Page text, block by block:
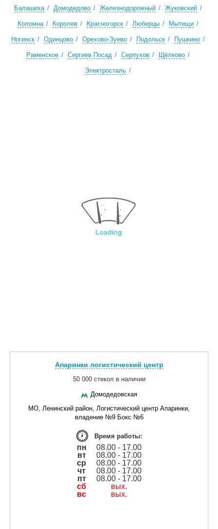
Балашиха Домодедово Железнодорожный Жуковский
Коломна Королев Красногорск Люберцы Мытищи
Ногинск Одинцово Орехово-Зуево Подольск Пушкино
Раменское Сергиев Посад Серпухов Щёлково
Электросталь
Апаринки логистический центр
50 000 стекол в наличии
Домодедовская
МО, Ленинский район, Логистический центр Апаринки,
владение №9 Бокс №6
Время работы:
пн
08.00 - 17.00
вт
08.00 - 17.00
ср
08.00 - 17.00
чт
08.00 - 17.00
пт
08.00 - 17.00
сб
вых.
вс
вых.